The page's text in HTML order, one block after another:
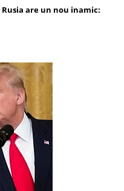
are un nou inamic: